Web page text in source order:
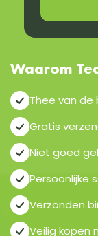
Waarom
Thee van
Gratis
Niet goed
Persoonlijke
Verzonden
Veilig kopen